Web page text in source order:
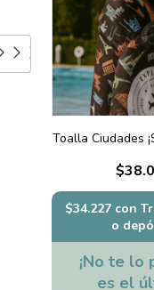
Toalla Ciudades
$34.227 con
o
¡No te lo
es el